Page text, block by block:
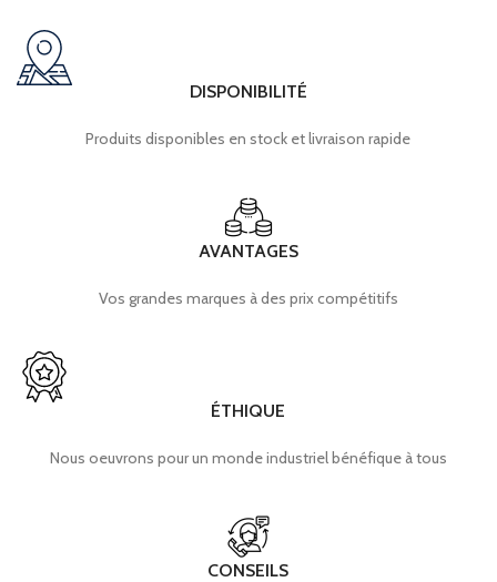
DISPONIBILITÉ
Produits disponibles en stock et livraison rapide
AVANTAGES
Vos grandes marques à des prix compétitifs
ÉTHIQUE
Nous oeuvrons pour un monde industriel bénéfique à tous
CONSEILS